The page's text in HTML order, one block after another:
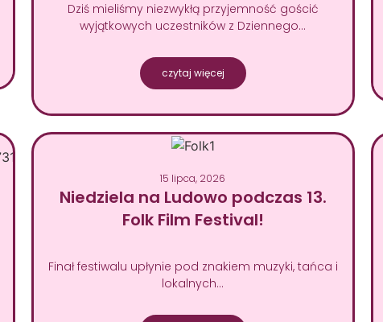
Dziś mieliśmy niezwykłą przyjemność gościć
wyjątkowych uczestników z Dziennego…
czytaj więcej
15 lipca, 2026
Niedziela na Ludowo podczas 13.
Folk Film Festival!
Finał festiwalu upłynie pod znakiem muzyki, tańca i
lokalnych…